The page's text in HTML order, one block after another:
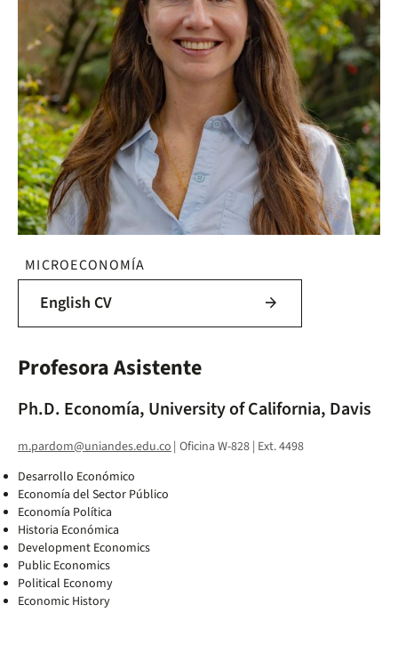
MICROECONOMÍA
English CV arrow_forward
Profesora Asistente
Ph.D. Economía, University of California, Davis
m.pardom@uniandes.edu.co| Oficina W-828 | Ext. 4498
Desarrollo Económico
Economía del Sector Público
Economía Política
Historia Económica
Development Economics
Public Economics
Political Economy
Economic History